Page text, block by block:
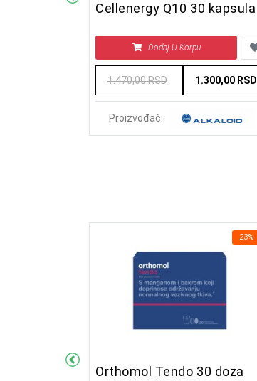
Cellenergy Q10 30 kapsula
Dodaj U Korpu
1.470,00 RSD 1.300,00 RSD
Proizvođač:
23%
Orthomol Tendo 30 doza